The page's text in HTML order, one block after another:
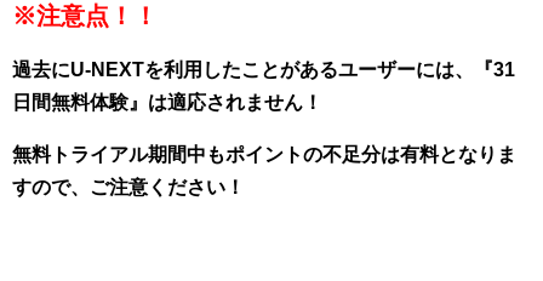
※注意点！！
過去にU-NEXTを利用したことがあるユーザーには、『31
日間無料体験』は適応されません！
無料トライアル期間中もポイントの不足分は有料となりま
すので、ご注意ください！